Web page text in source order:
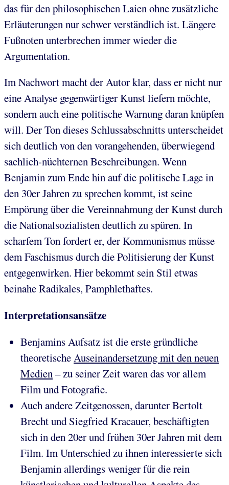
das für den philosophischen Laien ohne zusätzliche
Erläuterungen nur schwer verständlich ist. Längere
Fußnoten unterbrechen immer wieder die
Argumentation.
Im Nachwort macht der Autor klar, dass er nicht nur
eine Analyse gegenwärtiger Kunst liefern möchte,
sondern auch eine politische Warnung daran knüpfen
will. Der Ton dieses Schlussabschnitts unterscheidet
sich deutlich von den vorangehenden, überwiegend
sachlich-nüchternen Beschreibungen. Wenn
Benjamin zum Ende hin auf die politische Lage in
den 30er Jahren zu sprechen kommt, ist seine
Empörung über die Vereinnahmung der Kunst durch
die Nationalsozialisten deutlich zu spüren. In
scharfem Ton fordert er, der Kommunismus müsse
dem Faschismus durch die Politisierung der Kunst
entgegenwirken. Hier bekommt sein Stil etwas
beinahe Radikales, Pamphlethaftes.
Interpretationsansätze
Benjamins Aufsatz ist die erste gründliche
theoretischeAuseinandersetzung mit den neuen
Medien– zu seiner Zeit waren das vor allem
Film und Fotografie.
Auch andere Zeitgenossen, darunter Bertolt
Brecht und Siegfried Kracauer, beschäftigten
sich in den 20er und frühen 30er Jahren mit dem
Film. Im Unterschied zu ihnen interessierte sich
Benjamin allerdings weniger für die rein